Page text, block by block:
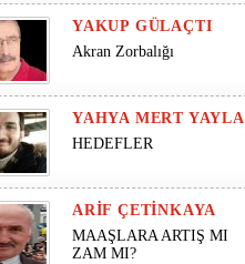
YAKUP GÜLAÇTI
Akran Zorbalığı
YAHYA MERT YAYLA
HEDEFLER
ARIF ÇETINKAYA
MAAŞLARA ARTIŞ MI
ZAM MI?